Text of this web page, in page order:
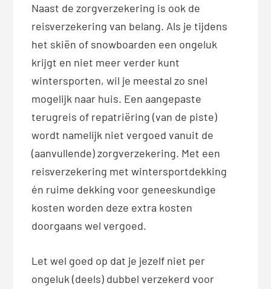
Naast de zorgverzekering is ook de
reisverzekering van belang. Als je tijdens
het skiën of snowboarden een ongeluk
krijgt en niet meer verder kunt
wintersporten, wil je meestal zo snel
mogelijk naar huis. Een aangepaste
terugreis of repatriëring (van de piste)
wordt namelijk niet vergoed vanuit de
(aanvullende) zorgverzekering. Met een
reisverzekering met wintersportdekking
én ruime dekking voor geneeskundige
kosten worden deze extra kosten
doorgaans wel vergoed.
Let wel goed op dat je jezelf niet per
ongeluk (deels) dubbel verzekerd voor